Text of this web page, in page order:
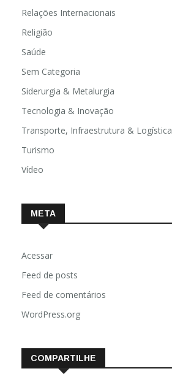
Relações Internacionais
Religião
Saúde
Sem Categoria
Siderurgia & Metalurgia
Tecnologia & Inovação
Transporte, Infraestrutura & Logística
Turismo
Vídeo
META
Acessar
Feed de posts
Feed de comentários
WordPress.org
COMPARTILHE